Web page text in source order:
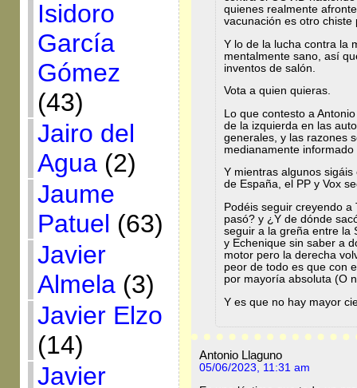
Isidoro
García
Gómez
(43)
Jairo del
Agua(2)
Jaume
Patuel (63)
Javier
Almela(3)
Javier Elzo
(14)
Javier
quienes realmente
vacunación es otro chiste
Y lo de la lucha contra la
mentalmente sano, así
inventos de salón.
Vota a quien quieras.
Lo que contesto a
de la izquierda en las
generales, y las razones
medianamente
Y mientras algunos
de España, el PP y Vox
Podéis seguir creyendo
pasó? y ¿Y de dónde
seguir a la greña entre la
y Echenique sin saber a
motor pero la derecha
peor de todo es que con
por mayoría absoluta (O
Y es que no hay mayor
Antonio Llaguno
05/06/2023, 11:31 am